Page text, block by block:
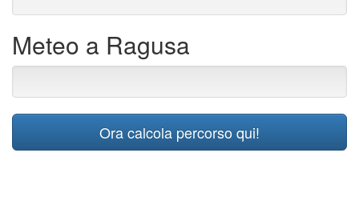
Meteo a Ragusa
Ora calcola percorso qui!